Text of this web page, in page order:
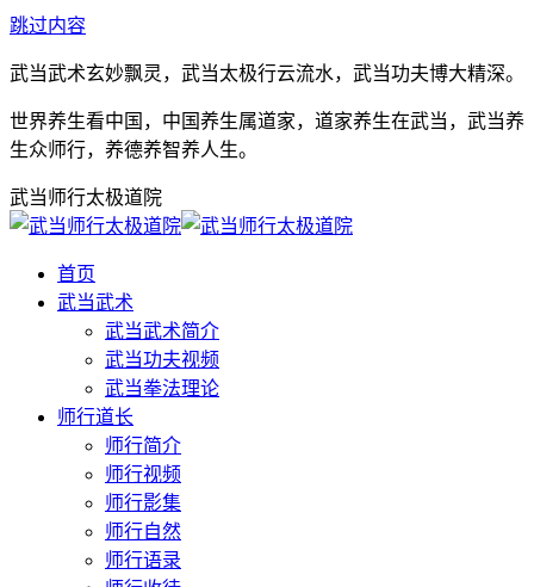
跳过内容
武当武术玄妙飘灵，武当太极行云流水，武当功夫博大精深。
世界养生看中国，中国养生属道家，道家养生在武当，武当养
生众师行，养德养智养人生。
武当师行太极道院
首页
武当武术
武当武术简介
武当功夫视频
武当拳法理论
师行道长
师行简介
师行视频
师行影集
师行自然
师行语录